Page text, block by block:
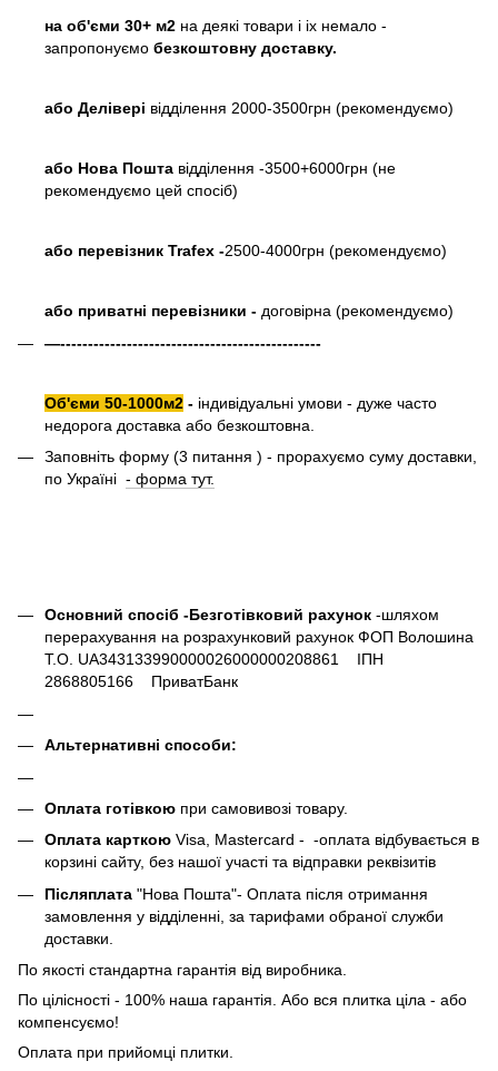
на об'єми 30+ м2 на деякі товари і іх немало -
запропонуємо безкоштовну доставку.
або Делівері відділення 2000-3500грн (рекомендуємо)
або Нова Пошта відділення -3500+6000грн (не
рекомендуємо цей спосіб)
або перевізник Trafex -2500-4000грн (рекомендуємо)
або приватні перевізники - договірна (рекомендуємо)
—-----------------------------------------------
Об'єми 50-1000м2 - індивідуальні умови - дуже часто
недорога доставка або безкоштовна.
Заповніть форму (3 питання ) - прорахуємо суму доставки,
по Україні - форма тут.
Основний спосіб -Безготівковий рахунок -шляхом
перерахування на розрахунковий рахунок ФОП Волошина
Т.О. UA343133990000026000000208861 ІПН
2868805166 ПриватБанк
Альтернативні способи:
Оплата готівкою при самовивозі товару.
Оплата карткою Visa, Mastercard - -оплата відбувається в
корзині сайту, без нашої участі та відправки реквізитів
Післяплата "Нова Пошта"- Оплата після отримання
замовлення у відділенні, за тарифами обраної служби
доставки.
По якості стандартна гарантія від виробника.
По цілісності - 100% наша гарантія. Або вся плитка ціла - або
компенсуємо!
Оплата при прийомці плитки.